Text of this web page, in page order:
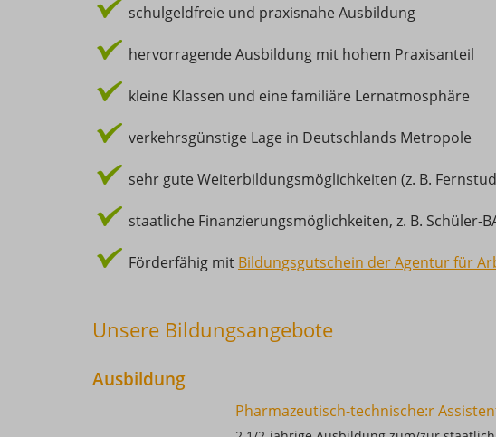
schulgeldfreie und praxisnahe Ausbildung
hervorragende Ausbildung mit hohem Praxisanteil
kleine Klassen und eine familiäre Lernatmosphäre
verkehrsgünstige Lage in Deutschlands Metropole
sehr gute Weiterbildungsmöglichkeiten (z. B.
staatliche Finanzierungsmöglichkeiten, z. B. Schüler-
Förderfähig mit Bildungsgutschein der Agentur für
Unsere Bildungsangebote
Ausbildung
Pharmazeutisch-technische:r